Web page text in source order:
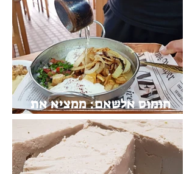
חומוס אלשאם: ממציא את
החומוס מחדש